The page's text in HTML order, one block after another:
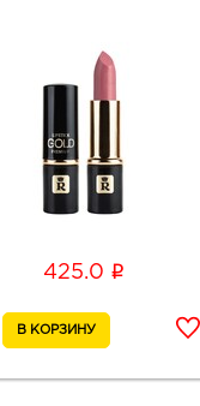
425.0 i